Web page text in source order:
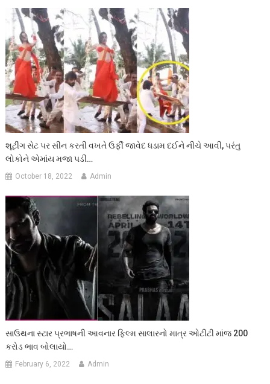
શૂટીંગ સેટ પર સીન કરતી વખતે ઉર્ફી જાવેદ ધડામ દઈને નીચે આવી, પરંતુ
લોકોને એમાંય મજા પડી…
October 18, 2022 Admin
સાઉથના સ્ટાર પ્રભાષની આવનાર ફિલ્મ સાલારનો માત્ર ઓટીટી માંજ 200
કરોડ ભાવ બોલાયો…
February 6, 2022 Admin